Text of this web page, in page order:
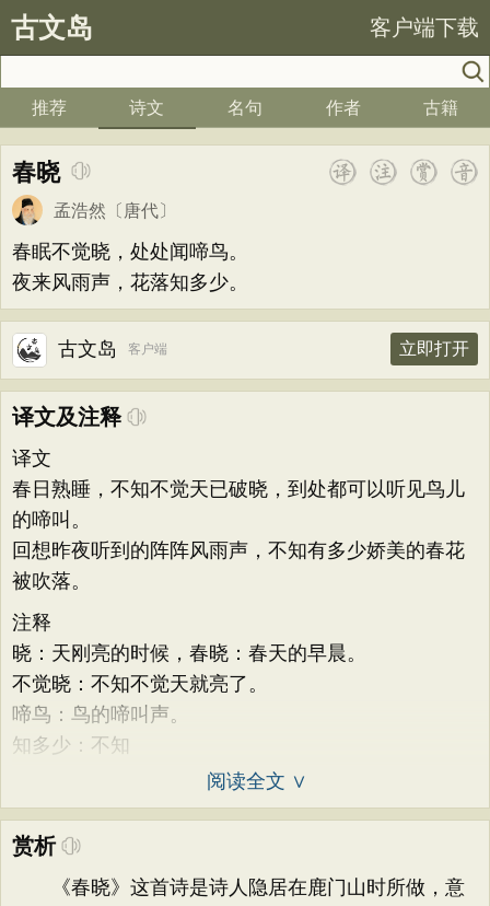
古文岛 客户端下载
推荐 诗文 名句 作者 古籍
春晓
孟浩然 〔唐代〕
春眠不觉晓，处处闻啼鸟。
夜来风雨声，花落知多少。
古文岛 客户端 立即打开
译文及注释
译文
春日熟睡，不知不觉天已破晓，到处都可以听见鸟儿
的啼叫。
回想昨夜听到的阵阵风雨声，不知有多少娇美的春花
被吹落。
注释
晓：天刚亮的时候，春晓：春天的早晨。
不觉晓：不知不觉天就亮了。
啼鸟：鸟的啼叫声。
知多少：不知
阅读全文 ∨
赏析
《春晓》这首诗是诗人隐居在鹿门山时所做，意